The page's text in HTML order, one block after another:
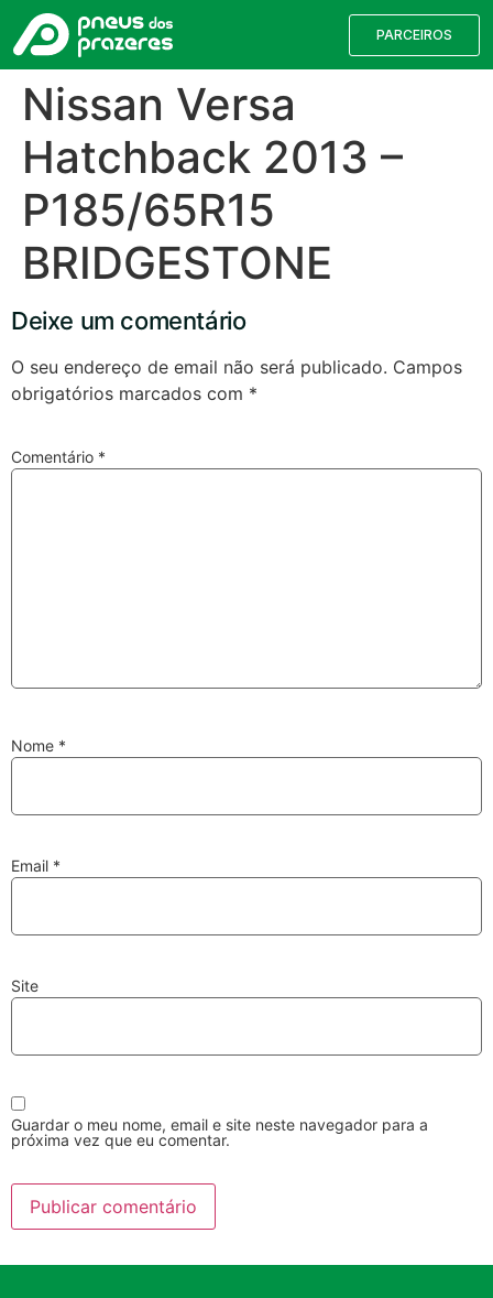
PARCEIROS
Nissan Versa
Hatchback 2013 –
P185/65R15
BRIDGESTONE
Deixe um comentário
O seu endereço de email não será publicado. Campos
obrigatórios marcados com *
Comentário *
Nome *
Email *
Site
Guardar o meu nome, email e site neste navegador para a
próxima vez que eu comentar.
Pesquisa de Pneus
Velas Lâmpadas
com Aspiração e de
Interiores